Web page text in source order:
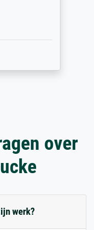
over
werk?